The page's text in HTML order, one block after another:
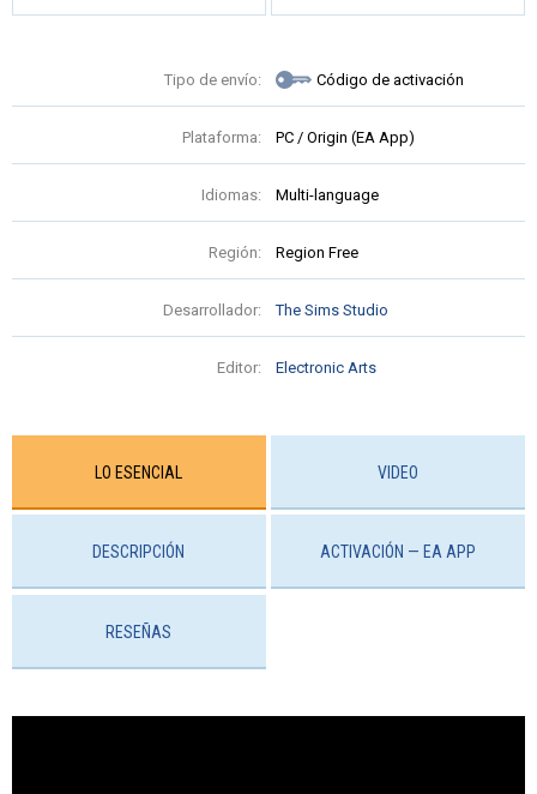
Tipo de envío: Código de activación
Plataforma: PC / Origin (EA App)
Idiomas: Multi-language
Región: Region Free
Desarrollador: The Sims Studio
Editor: Electronic Arts
LO ESENCIAL VIDEO
DESCRIPCIÓN ACTIVACIÓN — EA APP
RESEÑAS